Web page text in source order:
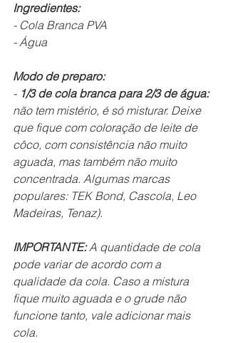
Ingredientes:
- Cola Branca PVA
- Água
Modo de preparo:
- 1/3 de cola branca para 2/3 de água:
não tem mistério, é só misturar. Deixe
que fique com coloração de leite de
côco, com consistência não muito
aguada, mas também não muito
concentrada. Algumas marcas
populares: TEK Bond, Cascola, Leo
Madeiras, Tenaz).
IMPORTANTE: A quantidade de cola
pode variar de acordo com a
qualidade da cola. Caso a mistura
fique muito aguada e o grude não
funcione tanto, vale adicionar mais
cola.